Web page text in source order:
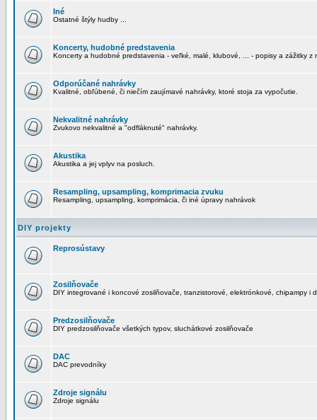
Iné
Ostatné štýly hudby ...
Koncerty, hudobné predstavenia
Koncerty a hudobné predstavenia - veľké, malé, klubové, ... - popisy a zážitky z
Odporúčané nahrávky
Kvalitné, obľúbené, či niečím zaujímavé nahrávky, ktoré stoja za vypočutie.
Nekvalitné nahrávky
Zvukovo nekvalitné a "odfláknuté" nahrávky.
Akustika
Akustika a jej vplyv na posluch.
Resampling, upsampling, komprimacia zvuku
Resampling, upsampling, komprimácia, či iné úpravy nahrávok
DIY projekty
Reprosústavy
Zosilňovače
DIY integrované i koncové zosilňovače, tranzistorové, elektrónkové, chipampy i
Predzosilňovače
DIY predzosilňovače všetkých typov, sluchátkové zosilňovače
DAC
DAC prevodníky
Zdroje signálu
Zdroje signálu